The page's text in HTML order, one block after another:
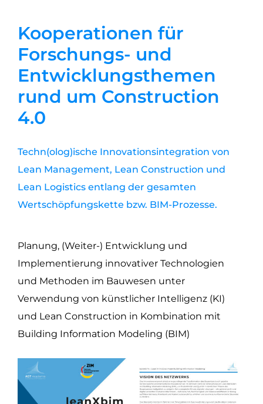
Kooperationen für
Forschungs- und
Entwicklungsthemen
rund um Construction
4.0
Techn(olog)ische Innovationsintegration von
Lean Management, Lean Construction und
Lean Logistics entlang der gesamten
Wertschöpfungskette bzw. BIM-Prozesse.
Planung, (Weiter-) Entwicklung und
Implementierung innovativer Technologien
und Methoden im Bauwesen unter
Verwendung von künstlicher Intelligenz (KI)
und Lean Construction in Kombination mit
Building Information Modeling (BIM)